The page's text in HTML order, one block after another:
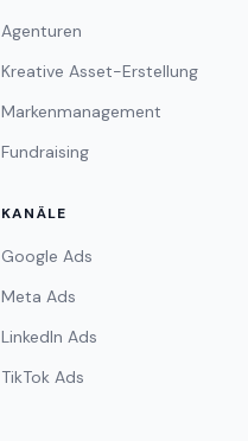
Agenturen
Kreative Asset-Erstellung
Markenmanagement
Fundraising
KANÄLE
Google Ads
Meta Ads
LinkedIn Ads
TikTok Ads